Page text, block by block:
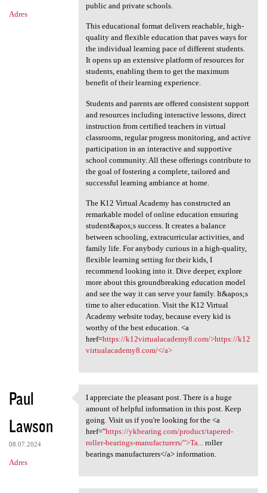
Adres
public and private schools.
This educational format delivers reachable, high-
quality and flexible education that paves ways for
the individual learning pace of different students.
It opens up an extensive platform of resources for
students, enabling them to get the maximum
benefit of their learning experience.
Students and parents are offered consistent support
and resources including interactive lessons, direct
instruction from certified teachers in virtual
classrooms, regular progress monitoring, and active
participation in an interactive and supportive
school community. All these offerings contribute to
the goal of fostering a complete, tailored and
successful learning ambiance at home.
The K12 Virtual Academy has constructed an
remarkable model of online education ensuring
student&apos;s success. It creates a balance
between schooling, extracurricular activities, and
family life. For anybody curious in a high-quality,
flexible learning setting for their kids, I
recommend looking into it. Dive deeper, explore
more about this groundbreaking education model
and see the way it can serve your family. It&apos;s
time to alter education. Visit the K12 Virtual
Academy website today, because every kid is
worthy of the best education. <a
href=https://k12virtualacademy8.com/>https://k12
virtualacademy8.com/</a>
Paul
Lawson
08.07.2024
Adres
I appreciate the pleasant
I appreciate the pleasant post. There is a huge
amount of helpful information in this post. Keep
going. Visit us if you're looking for the <a
href="https://ykbearing.com/product/tapered-
roller-bearings-manufacturers/">Ta...
roller
bearings manufacturers</a> information.